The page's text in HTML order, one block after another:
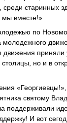
среди старинных
мы вместе!»
по
но и в
святому
поддерживали
И вот